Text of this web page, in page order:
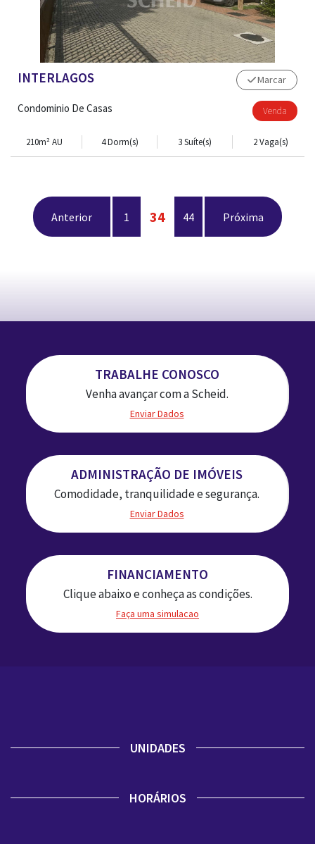
INTERLAGOS
Condominio De Casas
Marcar
Venda
210m² AU 4 Dorm(s) 3 Suíte(s) 2 Vaga(s)
Anterior 1 34 44 Próxima
TRABALHE CONOSCO
Venha avançar com a Scheid.
Enviar Dados
ADMINISTRAÇÃO DE IMÓVEIS
Comodidade, tranquilidade e segurança.
Enviar Dados
FINANCIAMENTO
Clique abaixo e conheça as condições.
Faça uma simulacao
UNIDADES
HORÁRIOS